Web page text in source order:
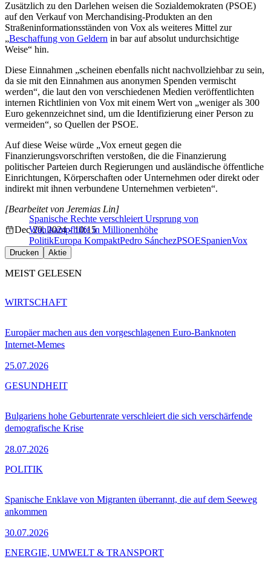
Zusätzlich zu den Darlehen weisen die Sozialdemokraten (PSOE)
auf den Verkauf von Merchandising-Produkten an den
Straßeninformationsständen von Vox als weiteres Mittel zur
„Beschaffung von Geldern in bar auf absolut undurchsichtige
Weise“ hin.
Diese Einnahmen „scheinen ebenfalls nicht nachvollziehbar zu sein,
da sie mit den Einnahmen aus anonymen Spenden vermischt
werden“, die laut den von verschiedenen Medien veröffentlichten
internen Richtlinien von Vox mit einem Wert von „weniger als 300
Euro gekennzeichnet sind, um die Identifizierung einer Person zu
vermeiden“, so Quellen der PSOE.
Auf diese Weise würde „Vox erneut gegen die
Finanzierungsvorschriften verstoßen, die die Finanzierung
politischer Parteien durch Regierungen und ausländische öffentliche
Einrichtungen, Körperschaften oder Unternehmen oder direkt oder
indirekt mit ihnen verbundene Unternehmen verbieten“.
Spanische Rechte verschleiert Ursprung von
Wahlkampfhilfe in Millionenhöhe
[Bearbeitet von Jeremias Lin]
Dec 20, 2024 - 10:15
PolitikEuropa KompaktPedro SánchezPSOESpanienVox
Drucken Aktie
MEIST GELESEN
Europäer machen aus den vorgeschlagenen Euro-Banknoten
Internet-Memes
25.07.2026
WIRTSCHAFT
Bulgariens hohe Geburtenrate verschleiert die sich verschärfende
demografische Krise
28.07.2026
GESUNDHEIT
Spanische Enklave von Migranten überrannt, die auf dem Seeweg
ankommen
30.07.2026
POLITIK
ENERGIE, UMWELT & TRANSPORT